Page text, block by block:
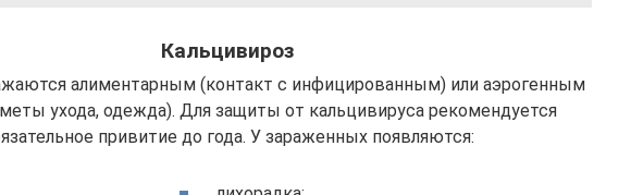
Кальцивироз
алиментарным (контакт с инфицированным) или аэрогенным
ухода, одежда). Для защиты от кальцивируса рекомендуется
привитие до года. У зараженных появляются: